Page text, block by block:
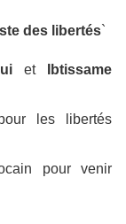
des libertés`
et
Ibtissame
les libertés
pour venir